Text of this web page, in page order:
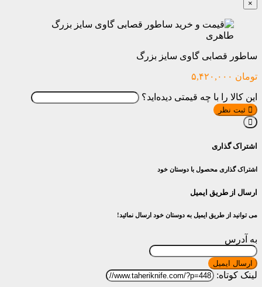
×
ساطور قصابی گاوی سایز بزرگ
تومان
این کالا را با چه قیمتی دیده‌اید؟
ثبت نظر
اشتراک گذاری
اشتراک گذاری محصول با دوستان خود
ارسال از طریق ایمیل
می توانید از طریق ایمیل به دوستان خود ارسال نمائید!
به آدرس
ارسال ایمیل
لینک کوتاه: